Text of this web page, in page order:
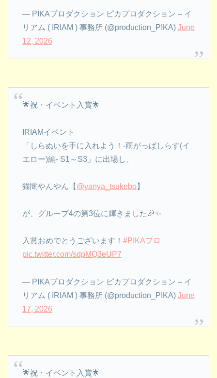
— PIKAプロダクション ピカプロダクション – イ
リアム ( IRIAM ) 事務所 (@production_PIKA) June
12, 2026
🌟祝・イベント入賞🌟
IRIAMイベント
「しらぬいを手に入れよう！-雨がっぱしらす(イ
エロー)編- S1～S3」に出場し、
猫闇やんやん【 @yanya_tsukebo】
が、グループ4の第3位に輝きました🎉✨
入賞おめでとうございます！ #PIKAプロ
pic.twitter.com/sdpMQ3eUP7
— PIKAプロダクション ピカプロダクション – イ
リアム ( IRIAM ) 事務所 (@production_PIKA) June
17, 2026
🌟祝・イベント入賞🌟